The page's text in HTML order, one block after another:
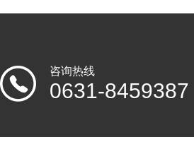
咨询热线
0631-8459387